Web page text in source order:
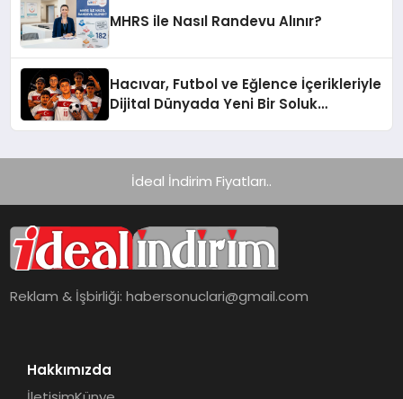
MHRS ile Nasıl Randevu Alınır?
Hacıvar, Futbol ve Eğlence İçerikleriyle
Dijital Dünyada Yeni Bir Soluk
İdeal İndirim Fiyatları..
Reklam & İşbirliği:habersonuclari@gmail.com
Hakkımızda